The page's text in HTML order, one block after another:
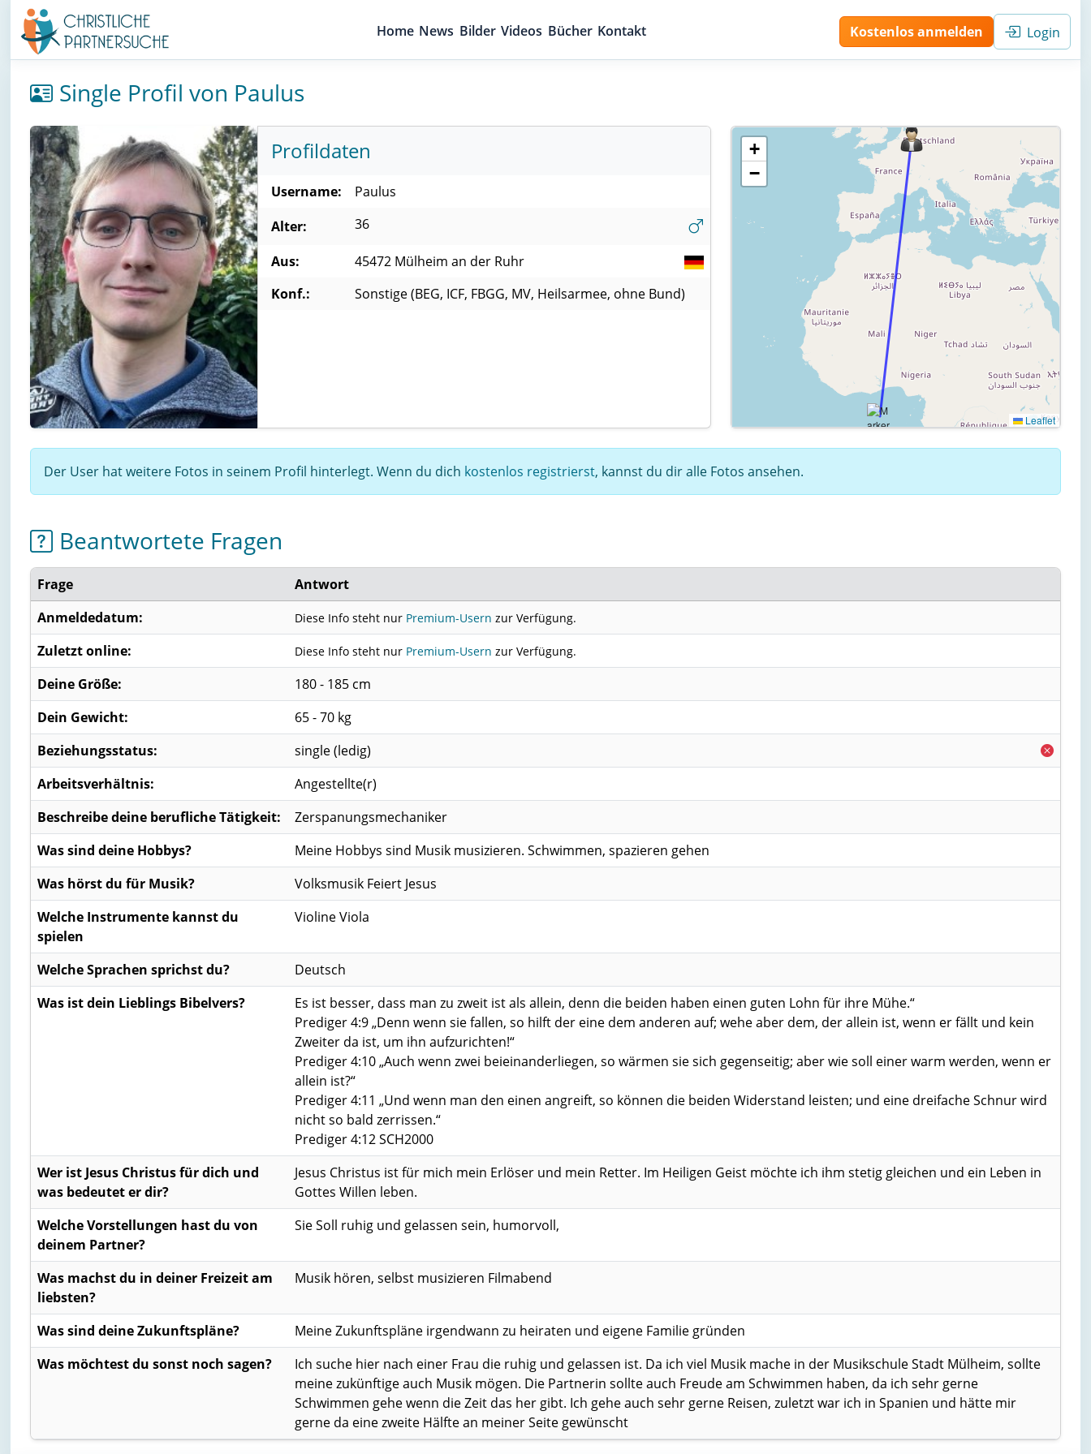
Home News Bilder Videos Bücher Kontakt Kostenlos anmelden Login
Single Profil von Paulus
Profildaten
Username:
Paulus
Alter:
36
Aus: 45472 Mülheim an der Ruhr
Konf.:
Sonstige (BEG, ICF, FBGG, MV, Heilsarmee, ohne Bund)
+
−
Leaflet
Der User hat weitere Fotos in seinem Profil hinterlegt. Wenn du dich kostenlos registrierst, kannst du dir alle Fotos ansehen.
Beantwortete Fragen
Frage
Antwort
Anmeldedatum:
Diese Info steht nur Premium-Usern zur Verfügung.
Zuletzt online: Diese Info steht nur Premium-Usern zur Verfügung.
Deine Größe:
180 - 185 cm
Dein Gewicht:
65 - 70 kg
Beziehungsstatus:
single (ledig)
Arbeitsverhältnis:
Angestellte(r)
Beschreibe deine berufliche Tätigkeit:
Zerspanungsmechaniker
Was sind deine Hobbys?
Meine Hobbys sind Musik musizieren. Schwimmen, spazieren gehen
Was hörst du für Musik?
Volksmusik Feiert Jesus
Welche Instrumente kannst du
spielen
Violine Viola
Welche Sprachen sprichst du?
Deutsch
Was ist dein Lieblings Bibelvers?
Es ist besser, dass man zu zweit ist als allein, denn die beiden haben einen guten Lohn für ihre Mühe.“
‭‭Prediger‬ ‭4‬:‭9‬ „Denn wenn sie fallen, so hilft der eine dem anderen auf; wehe aber dem, der allein ist, wenn er fällt und kein
Zweiter da ist, um ihn aufzurichten!“
‭‭Prediger‬ ‭4‬:‭10‬ „Auch wenn zwei beieinanderliegen, so wärmen sie sich gegenseitig; aber wie soll einer warm werden, wenn er
allein ist?“
‭‭Prediger‬ ‭4‬:‭11‬ „Und wenn man den einen angreift, so können die beiden Widerstand leisten; und eine dreifache Schnur wird
nicht so bald zerrissen.“
‭‭Prediger‬ ‭4‬:‭12‬ ‭SCH2000‬‬
Wer ist Jesus Christus für dich und
was bedeutet er dir?
Jesus Christus ist für mich mein Erlöser und mein Retter. Im Heiligen Geist möchte ich ihm stetig gleichen und ein Leben in
Gottes Willen leben.
Welche Vorstellungen hast du von
deinem Partner?
Sie Soll ruhig und gelassen sein, humorvoll,
Was machst du in deiner Freizeit am
liebsten?
Musik hören, selbst musizieren Filmabend
Was sind deine Zukunftspläne?
Meine Zukunftspläne irgendwann zu heiraten und eigene Familie gründen
Was möchtest du sonst noch sagen?
Ich suche hier nach einer Frau die ruhig und gelassen ist. Da ich viel Musik mache in der Musikschule Stadt Mülheim, sollte
meine zukünftige auch Musik mögen. Die Partnerin sollte auch Freude am Schwimmen haben, da ich sehr gerne
Schwimmen gehe wenn die Zeit das her gibt. Ich gehe auch sehr gerne Reisen, zuletzt war ich in Spanien und hätte mir
gerne da eine zweite Hälfte an meiner Seite gewünscht